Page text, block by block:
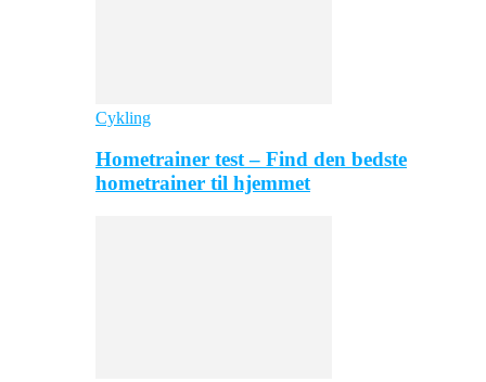
Cykling
Hometrainer test – Find den bedste
hometrainer til hjemmet